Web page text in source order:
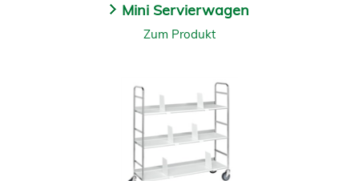
Mini Servierwagen
Zum Produkt